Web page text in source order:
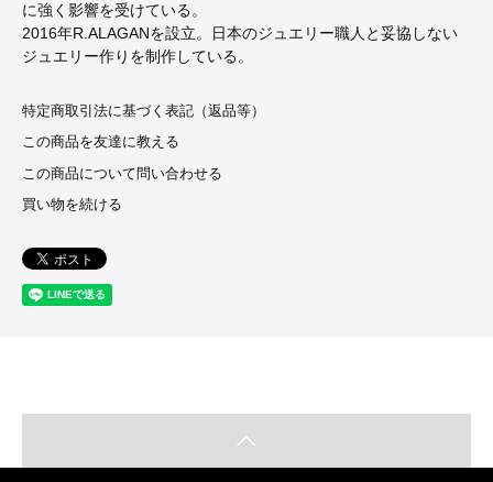
に強く影響を受けている。
2016年R.ALAGANを設立。日本のジュエリー職人と妥協しない
ジュエリー作りを制作している。
特定商取引法に基づく表記（返品等）
この商品を友達に教える
この商品について問い合わせる
買い物を続ける